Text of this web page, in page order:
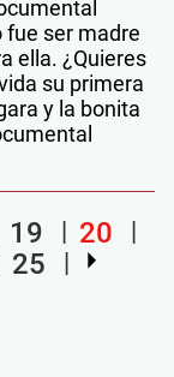
fue ser madre
ella. ¿Quieres
su primera
y la bonita
19
20
25